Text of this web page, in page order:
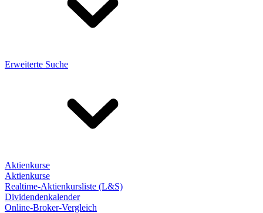
Erweiterte Suche
Aktienkurse
Aktienkurse
Realtime-Aktienkursliste (L&S)
Dividendenkalender
Online-Broker-Vergleich